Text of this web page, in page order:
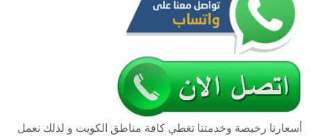
أسعارنا رخيصة وخدمتنا تغطي كافة مناطق الكويت و لذلك نعمل